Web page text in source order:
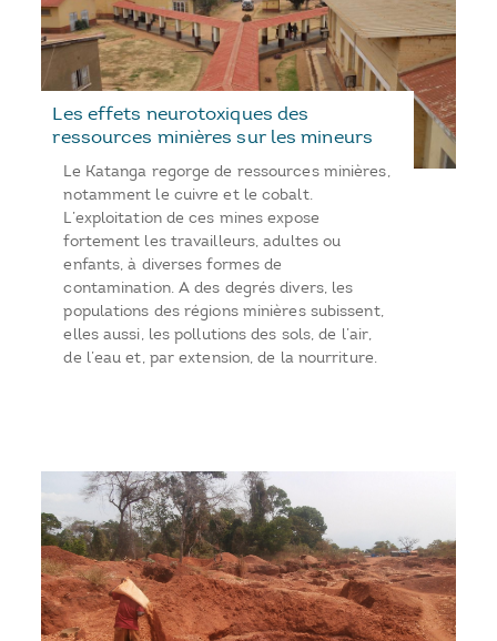
Les effets neurotoxiques des
ressources minières sur les mineurs
Le Katanga regorge de ressources minières,
notamment le cuivre et le cobalt.
L’exploitation de ces mines expose
fortement les travailleurs, adultes ou
enfants, à diverses formes de
contamination. A des degrés divers, les
populations des régions minières subissent,
elles aussi, les pollutions des sols, de l’air,
de l’eau et, par extension, de la nourriture.